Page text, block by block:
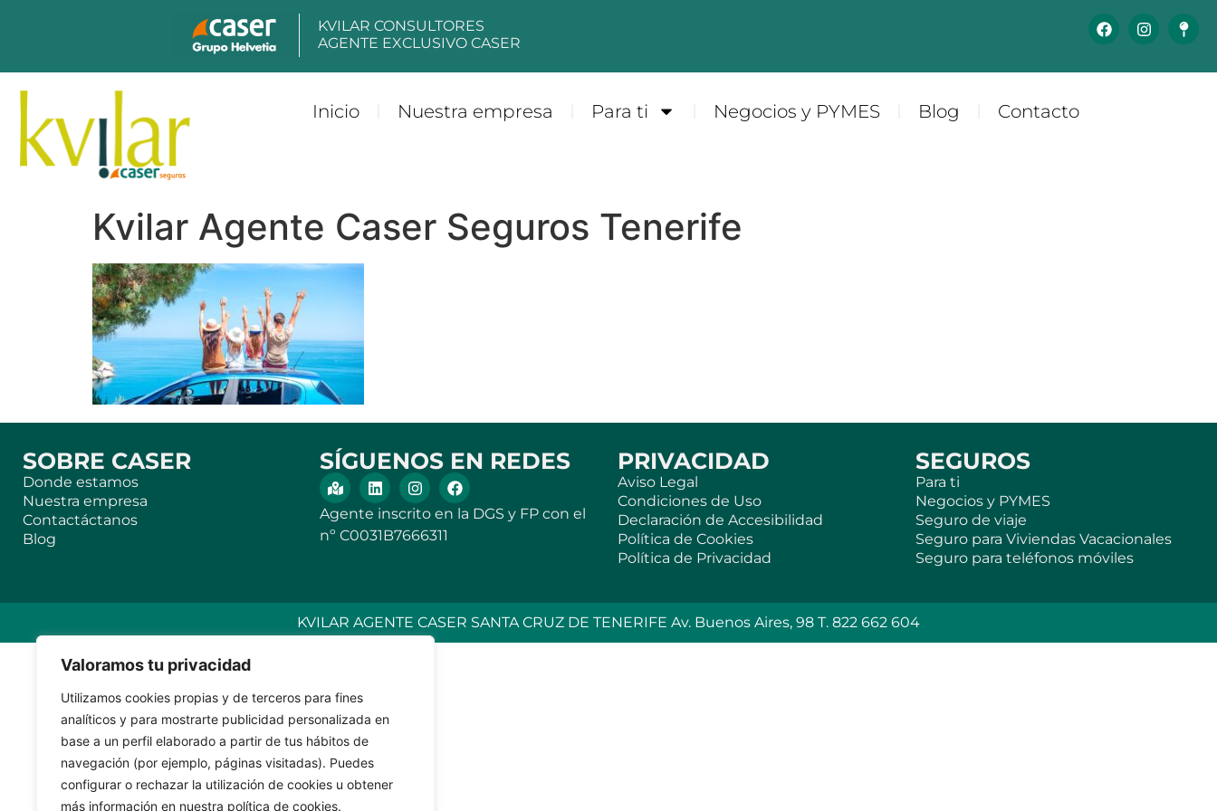
Valoramos tu privacidad
Utilizamos cookies propias y de terceros para fines
analíticos y para mostrarte publicidad personalizada en
base a un perfil elaborado a partir de tus hábitos de
navegación (por ejemplo, páginas visitadas). Puedes
configurar o rechazar la utilización de cookies u obtener
más información en nuestra política de cookies.
KVILAR CONSULTORES
AGENTE EXCLUSIVO CASER
Inicio Nuestra empresa Para ti Negocios y PYMES Blog Contacto
Kvilar Agente Caser Seguros Tenerife
SOBRE CASER
Donde estamos
Nuestra empresa
Contactáctanos
Blog
SÍGUENOS EN REDES
Agente inscrito en la DGS y FP con el
nº C0031B7666311
PRIVACIDAD
Aviso Legal
Condiciones de Uso
Declaración de Accesibilidad
Política de Cookies
Política de Privacidad
SEGUROS
Para ti
Negocios y PYMES
Seguro de viaje
Seguro para Viviendas Vacacionales
Seguro para teléfonos móviles
KVILAR AGENTE CASER SANTA CRUZ DE TENERIFE Av. Buenos Aires, 98 T. 822 662 604